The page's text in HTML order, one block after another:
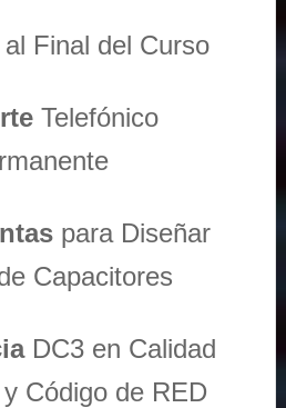
Final del Curso
Telefónico
para Diseñar
Capacitores
DC3 en Calidad
Código de RED